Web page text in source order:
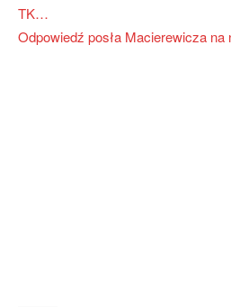
TK…
Odpowiedź posła Macierewicza